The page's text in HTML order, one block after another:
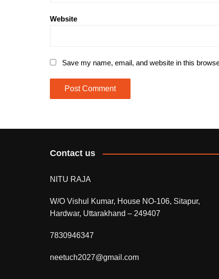
Website
Save my name, email, and website in this
Contact us
NITU RAJA
W/O Vishul Kumar, House NO-106, Sitapur,
Hardwar, Uttarakhand – 249407
7830946347
neetuch2027@gmail.com